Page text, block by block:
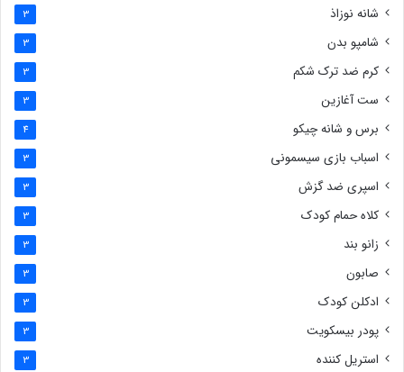
شانه نوزاذ 3
شامپو بدن 3
کرم ضد ترک شکم 3
ست آغازین 3
برس و شانه چیکو 4
اسباب بازی سیسمونی 3
اسپری ضد گزش 3
کلاه حمام کودک 3
زانو بند 3
صابون 3
ادکلن کودک 3
پودر بیسکویت 3
استریل کننده 3